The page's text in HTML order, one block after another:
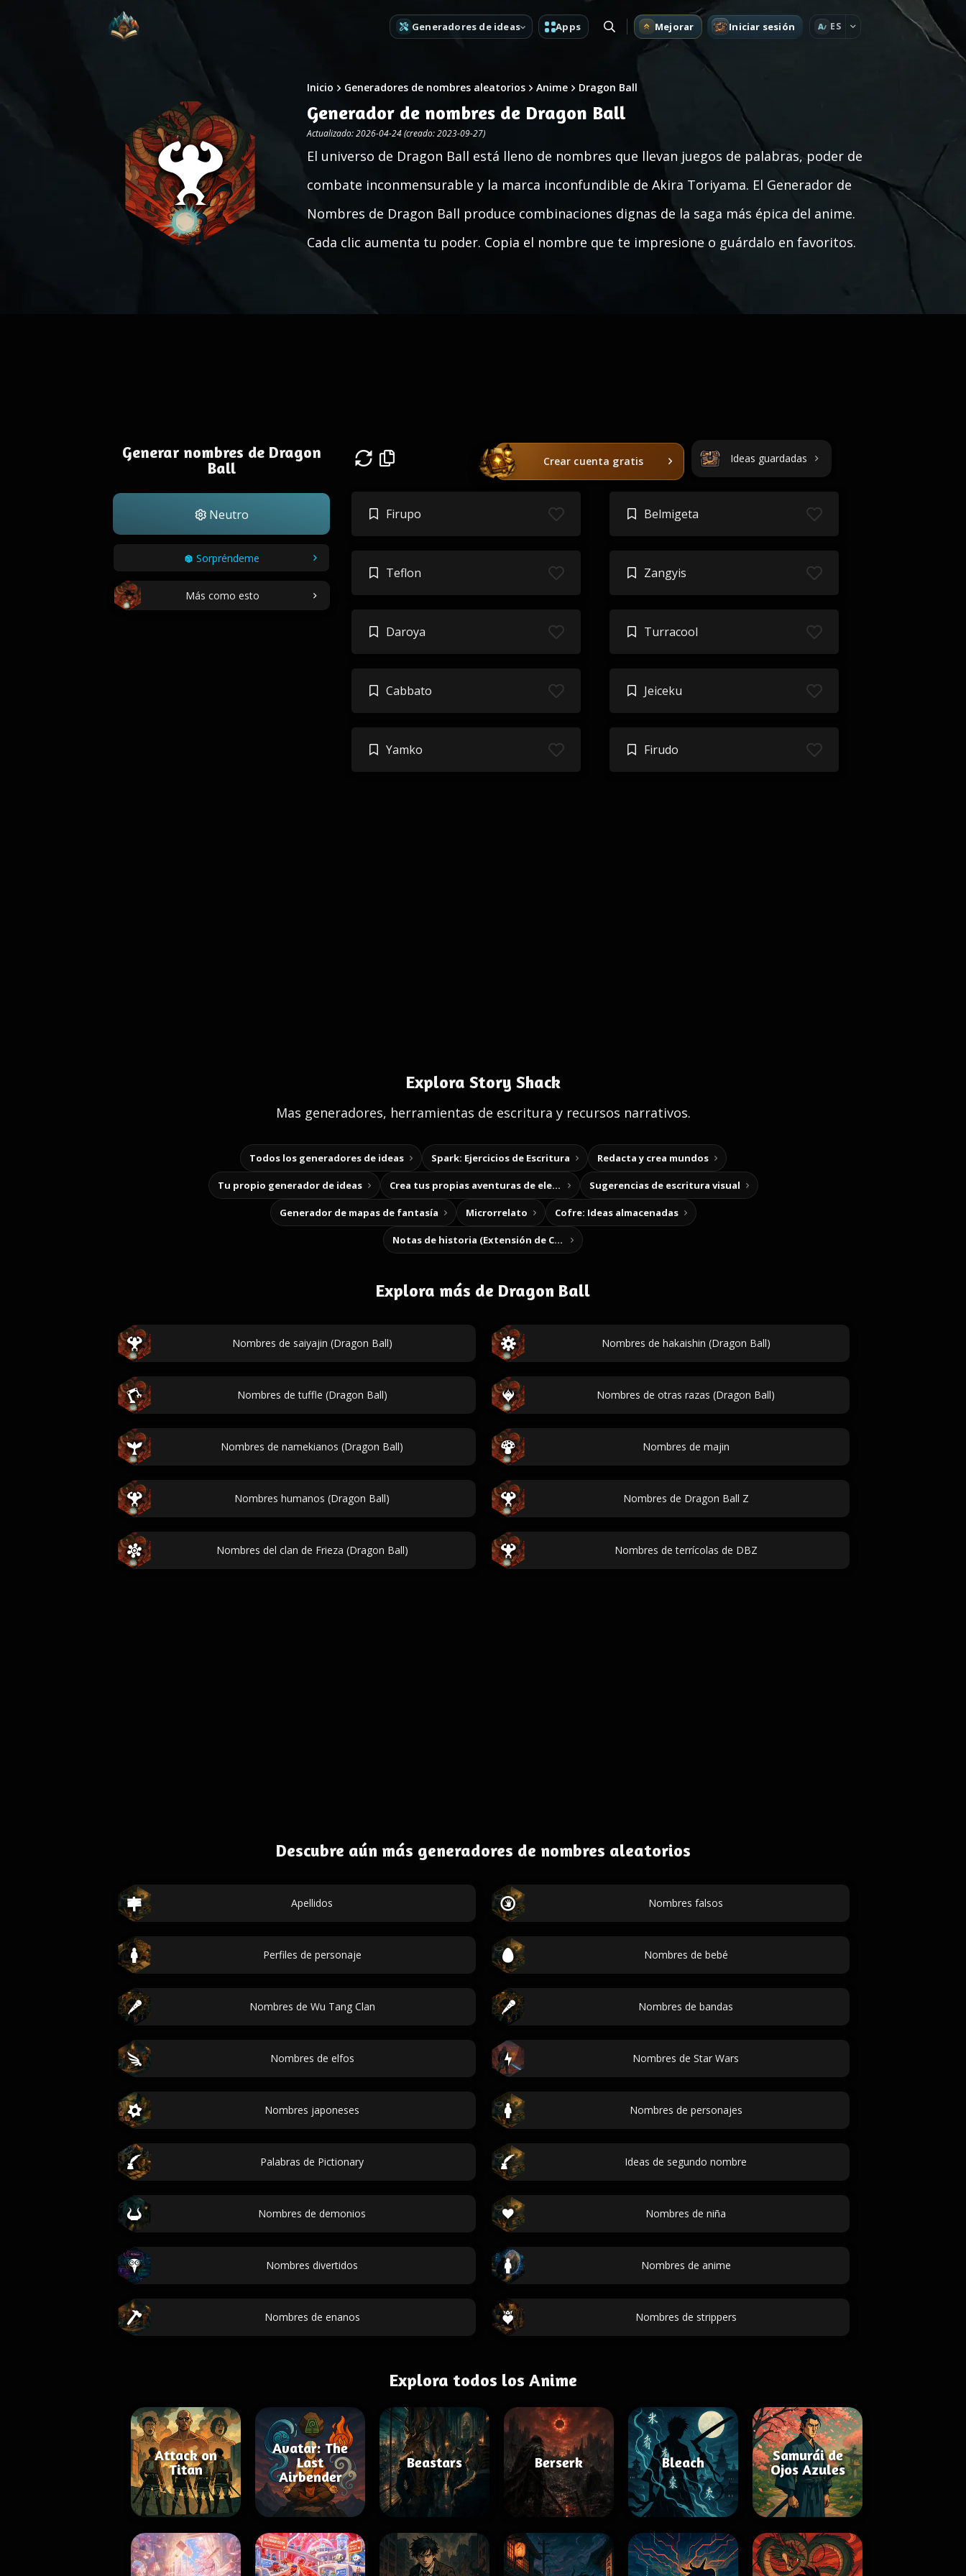
Generadores de ideas Apps Mejorar Iniciar sesión A ES
Inicio Generadores de nombres aleatorios Anime Dragon Ball
Generador de nombres de Dragon Ball
Actualizado: 2026-04-24 (creado: 2023-09-27)
El universo de Dragon Ball está lleno de nombres que llevan juegos de palabras, poder de
combate inconmensurable y la marca inconfundible de Akira Toriyama. El Generador de
Nombres de Dragon Ball produce combinaciones dignas de la saga más épica del anime.
Cada clic aumenta tu poder. Copia el nombre que te impresione o guárdalo en favoritos.
Generar nombres de Dragon
Ball
Neutro
Sorpréndeme
Más como esto
Crear cuenta gratis Ideas guardadas
Firupo Belmigeta
Teflon Zangyis
Daroya Turracool
Cabbato Jeiceku
Yamko Firudo
Explora Story Shack
Mas generadores, herramientas de escritura y recursos narrativos.
Todos los generadores de ideas Spark: Ejercicios de Escritura Redacta y crea mundos
Tu propio generador de ideas Crea tus propias aventuras de elección Sugerencias de escritura visual
Generador de mapas de fantasía Microrrelato Cofre: Ideas almacenadas
Notas de historia (Extensión de Chrome)
Explora más de Dragon Ball
Nombres de saiyajin (Dragon Ball) Nombres de hakaishin (Dragon Ball)
Nombres de tuffle (Dragon Ball) Nombres de otras razas (Dragon Ball)
Nombres de namekianos (Dragon Ball) Nombres de majin
Nombres humanos (Dragon Ball) Nombres de Dragon Ball Z
Nombres del clan de Frieza (Dragon Ball) Nombres de terrícolas de DBZ
Descubre aún más generadores de nombres aleatorios
Apellidos Nombres falsos
Perfiles de personaje Nombres de bebé
Nombres de Wu Tang Clan Nombres de bandas
Nombres de elfos Nombres de Star Wars
Nombres japoneses Nombres de personajes
Palabras de Pictionary Ideas de segundo nombre
Nombres de demonios Nombres de niña
Nombres divertidos Nombres de anime
Nombres de enanos Nombres de strippers
Explora todos los Anime
Attack on
Titan
Avatar: The
Last
Airbender
Beastars Berserk Bleach
Samurái de
Ojos Azules